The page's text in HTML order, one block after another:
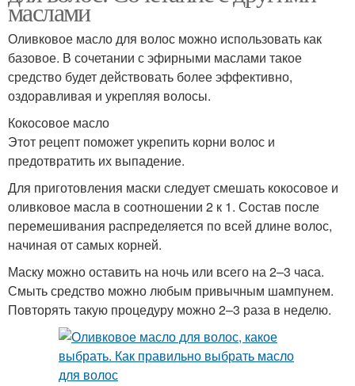
маслами
Оливковое масло для волос можно использовать как
базовое. В сочетании с эфирными маслами такое
средство будет действовать более эффективно,
оздоравливая и укрепляя волосы.
Кокосовое масло
Этот рецепт поможет укрепить корни волос и
предотвратить их выпадение.
Для приготовления маски следует смешать кокосовое и
оливковое масла в соотношении 2 к 1. Состав после
перемешивания распределяется по всей длине волос,
начиная от самых корней.
Маску можно оставить на ночь или всего на 2–3 часа.
Смыть средство можно любым привычным шампунем.
Повторять такую процедуру можно 2–3 раза в неделю.